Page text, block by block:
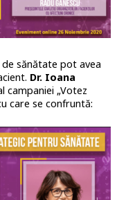
sănătate pot avea
Dr. Ioana
campaniei „Votez
care se confruntă: